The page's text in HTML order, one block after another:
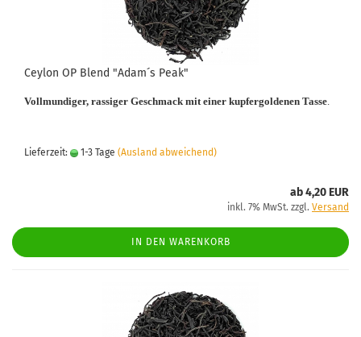
Ceylon OP Blend "Adam´s Peak"
Vollmundiger, rassiger Geschmack mit einer kupfergoldenen Tasse.
Lieferzeit: 1-3 Tage (Ausland abweichend)
ab 4,20 EUR
inkl. 7% MwSt. zzgl. Versand
IN DEN WARENKORB